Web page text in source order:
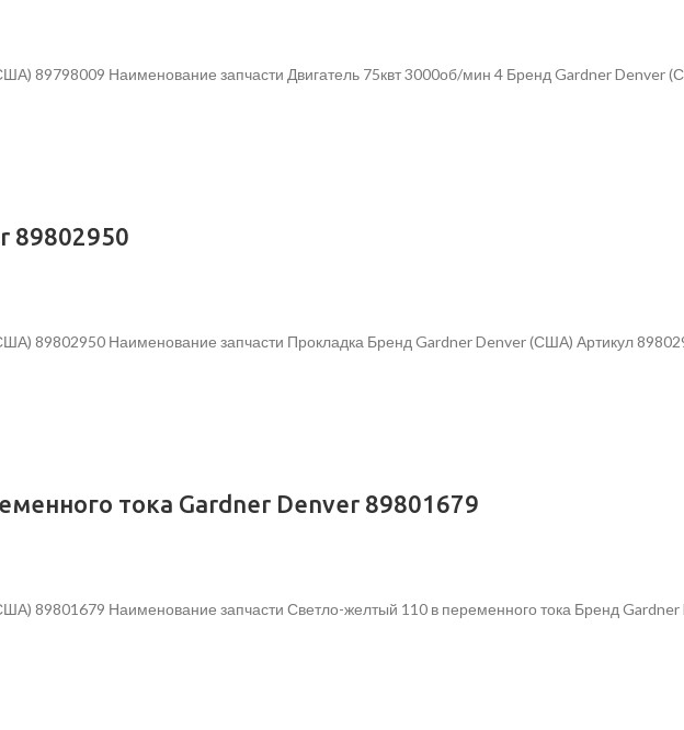
89798009 Наименование запчасти Двигатель 75квт 3000об/мин 4 Бренд Gardner Denver
89802950
89802950 Наименование запчасти Прокладка Бренд Gardner Denver (США) Артикул
тока Gardner Denver 89801679
89801679 Наименование запчасти Светло-желтый 110 в переменного тока Бренд